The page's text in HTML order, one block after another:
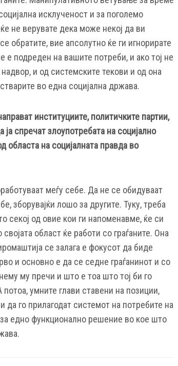
исклученост и за поголемо
не верувате дека може некој да ви
обратите, вие апсолутно ќе ги игнорирате
е подреден на вашите потреби, и ако тој не
и од системските текови и од она
во една социјална држава.
институциите, политичките партии,
спречат злоупотребата на социјално
областа на социјалната правда во
меѓу себе. Да не се обидуваат
зборувајќи лошо за другите. Туку, треба
секој од овие кои ги напоменавме, ќе си
област ќе работи со граѓаните. Она
се залага е фокусот да биде
и основно е да се седне граѓанинот и со
му пречи и што е тоа што тој би го
потоа, умните глави ставени на позиции,
да го прилагодат системот на потребите на
едно функционално решение во кое што